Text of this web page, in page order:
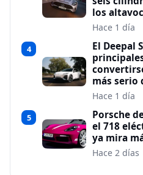
los
Hace 1 día
4
El Deepal
más serio
Hace 1 día
5
Porsche
el 718
ya mira
Hace 2 días